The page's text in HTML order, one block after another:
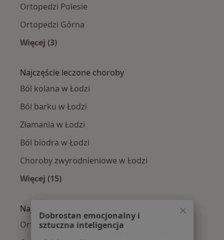
Ortopedzi Polesie
Ortopedzi Górna
Więcej (3)
Najczęście leczone choroby
Ból kolana w Łodzi
Ból barku w Łodzi
Złamania w Łodzi
Ból biodra w Łodzi
Choroby zwyrodnieniowe w Łodzi
Więcej (15)
Najpopularniejsze ubezpieczenia
Ortopedzi z Allianz w Łodzi
Dobrostan emocjonalny i
sztuczna inteligencja